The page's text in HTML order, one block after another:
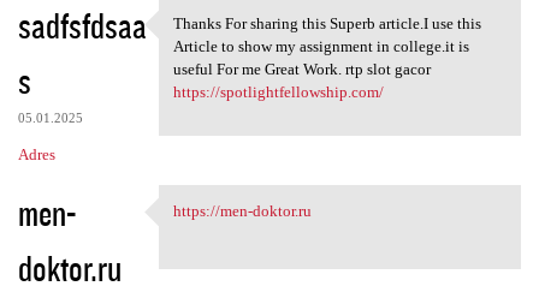
sadfsfdsaa
s
05.01.2025
Adres
Thanks For sharing this
Thanks For sharing this Superb article.I use this
Article to show my assignment in college.it is
useful For me Great Work. rtp slot gacor
https://spotlightfellowship.com/
men-
doktor.ru
https://men-doktor.ru
https://men-doktor.ru